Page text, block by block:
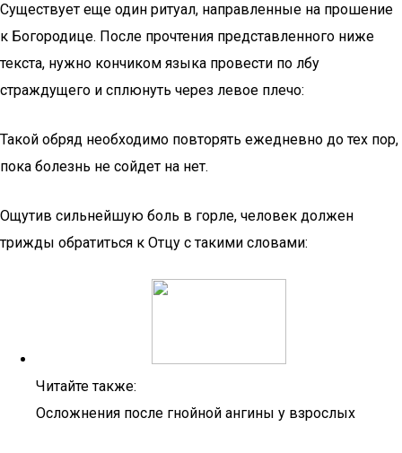
Существует еще один ритуал, направленные на прошение
к Богородице. После прочтения представленного ниже
текста, нужно кончиком языка провести по лбу
страждущего и сплюнуть через левое плечо:
Такой обряд необходимо повторять ежедневно до тех пор,
пока болезнь не сойдет на нет.
Ощутив сильнейшую боль в горле, человек должен
трижды обратиться к Отцу с такими словами:
Читайте также:
Осложнения после гнойной ангины у взрослых